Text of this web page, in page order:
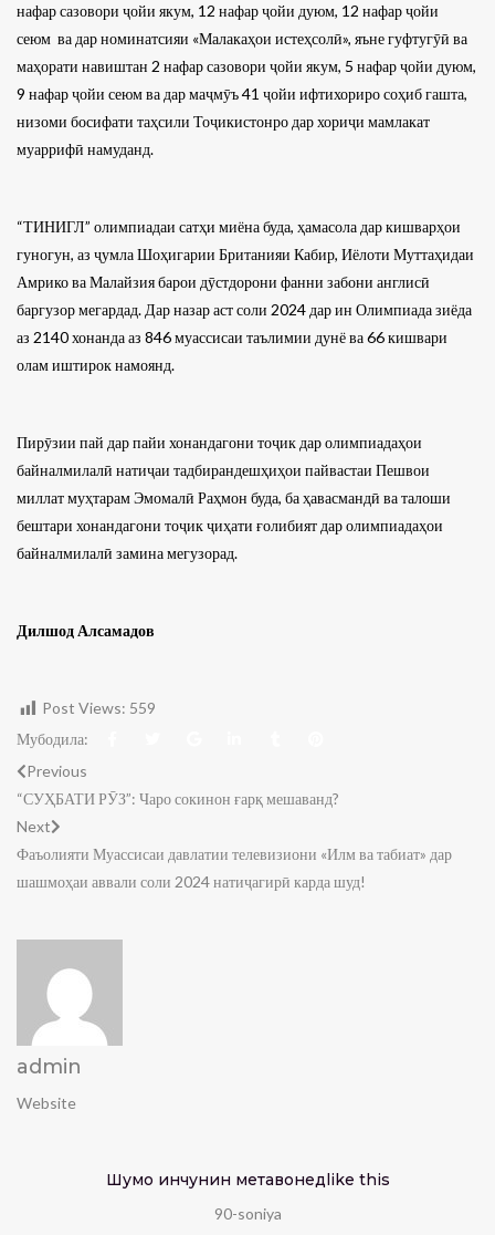
нафар сазовори ҷойи якум, 12 нафар ҷойи дуюм, 12 нафар ҷойи
сеюм ва дар номинатсияи «Малакаҳои истеҳсолӣ», яъне гуфтугӯӣ ва
маҳорати навиштан 2 нафар сазовори ҷойи якум, 5 нафар ҷойи дуюм,
9 нафар ҷойи сеюм ва дар маҷмӯъ 41 ҷойи ифтихориро соҳиб гашта,
низоми босифати таҳсили Тоҷикистонро дар хориҷи мамлакат
муаррифӣ намуданд.
“ТИНИГЛ” олимпиадаи сатҳи миёна буда, ҳамасола дар кишварҳои
гуногун, аз ҷумла Шоҳигарии Британияи Кабир, Иёлоти Муттаҳидаи
Амрико ва Малайзия барои дӯстдорони фанни забони англисӣ
баргузор мегардад. Дар назар аст соли 2024 дар ин Олимпиада зиёда
аз 2140 хонанда аз 846 муассисаи таълимии дунё ва 66 кишвари
олам иштирок намоянд.
Пирӯзии пай дар пайи хонандагони тоҷик дар олимпиадаҳои
байналмилалӣ натиҷаи тадбирандешҳиҳои пайвастаи Пешвои
миллат муҳтарам Эмомалӣ Раҳмон буда, ба ҳавасмандӣ ва талоши
бештари хонандагони тоҷик ҷиҳати ғолибият дар олимпиадаҳои
байналмилалӣ замина мегузорад.
Дилшод Алсамадов
Post Views: 559
Мубодила:
Previous
“СУҲБАТИ РӮЗ”: Чаро сокинон ғарқ мешаванд?
Next
Фаъолияти Муассисаи давлатии телевизиони «Илм ва табиат» дар
шашмоҳаи аввали соли 2024 натиҷагирӣ карда шуд!
admin
Website
Шумо инчунин метавонед like this
90-soniya